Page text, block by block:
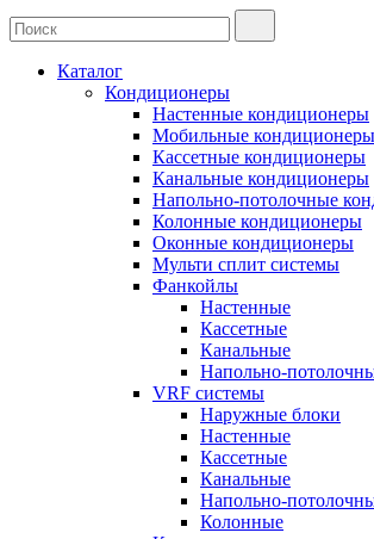
Каталог
Кондиционеры
Настенные кондиционеры
Мобильные кондиционеры
Кассетные кондиционеры
Канальные кондиционеры
Напольно-потолочные
Колонные кондиционеры
Оконные кондиционеры
Мульти сплит системы
Фанкойлы
Настенные
Кассетные
Канальные
Напольно-
VRF системы
Наружные блоки
Настенные
Кассетные
Канальные
Напольно-
Колонные